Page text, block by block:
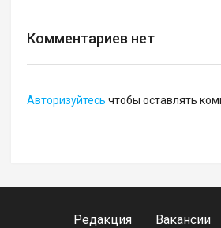
Комментариев нет
Авторизуйтесь чтобы оставлять
Редакция Вакансии